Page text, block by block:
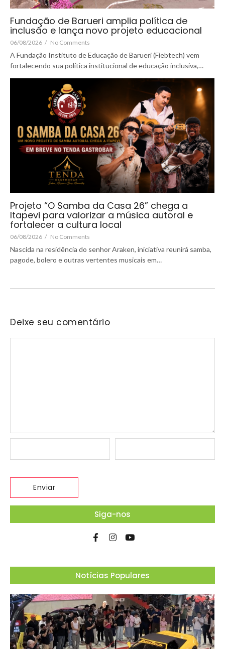
Fundação de Barueri amplia política de
inclusão e lança novo projeto educacional
06/08/2026 / No Comments
A Fundação Instituto de Educação de Barueri (Fiebtech) vem
fortalecendo sua política institucional de educação inclusiva,…
Projeto “O Samba da Casa 26” chega a
Itapevi para valorizar a música autoral e
fortalecer a cultura local
06/08/2026 / No Comments
Nascida na residência do senhor Araken, iniciativa reunirá samba,
pagode, bolero e outras vertentes musicais em…
Deixe seu comentário
Siga-nos
Notícias Populares